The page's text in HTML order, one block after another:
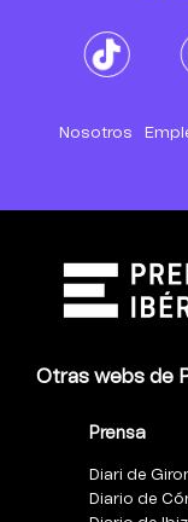
Nosotros
Otras webs de
Prensa
Diari de
Diario de